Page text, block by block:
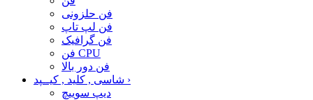
فن حلزونی
فن لپ تاپ
فن گرافیک
فن CPU
فن دور بالا
›
دیپ سوییچ